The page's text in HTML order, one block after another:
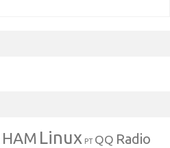
HAM Linux PT QQ Radio